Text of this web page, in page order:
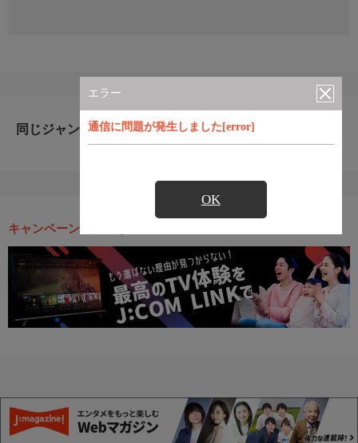
エラー
通信に問題が発生しました[error]
OK
同じジャンルのおすすめ番組
キャンペーン・お得な情報